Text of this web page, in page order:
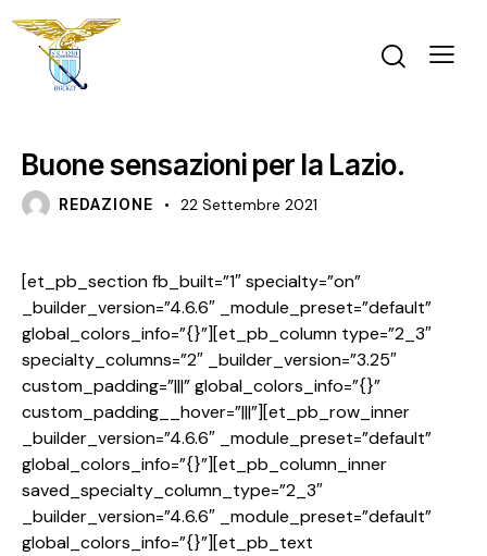
Buone sensazioni per la Lazio.
REDAZIONE 22 Settembre 2021
[et_pb_section fb_built=”1″ specialty=”on”
_builder_version=”4.6.6″ _module_preset=”default”
global_colors_info=”{}”][et_pb_column type=”2_3″
specialty_columns=”2″ _builder_version=”3.25″
custom_padding=”|||” global_colors_info=”{}”
custom_padding__hover=”|||”][et_pb_row_inner
_builder_version=”4.6.6″ _module_preset=”default”
global_colors_info=”{}”][et_pb_column_inner
saved_specialty_column_type=”2_3″
_builder_version=”4.6.6″ _module_preset=”default”
global_colors_info=”{}”][et_pb_text